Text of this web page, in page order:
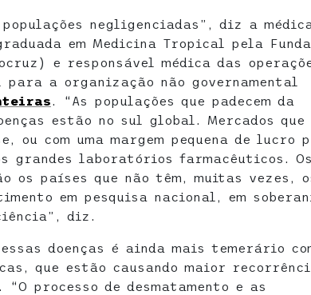
populações negligenciadas”, diz a médica
em Medicina Tropical pela
e responsável médica das
para a organização não governamental
. “As populações que padecem da
estão no sul global. Mercados que
ou com uma margem pequena de lucro
grandes laboratórios farmacêuticos. Os
os países que não têm, muitas vezes,
em pesquisa nacional, em
diz.
doenças é ainda mais temerário
que estão causando maior
“O processo de desmatamento e as